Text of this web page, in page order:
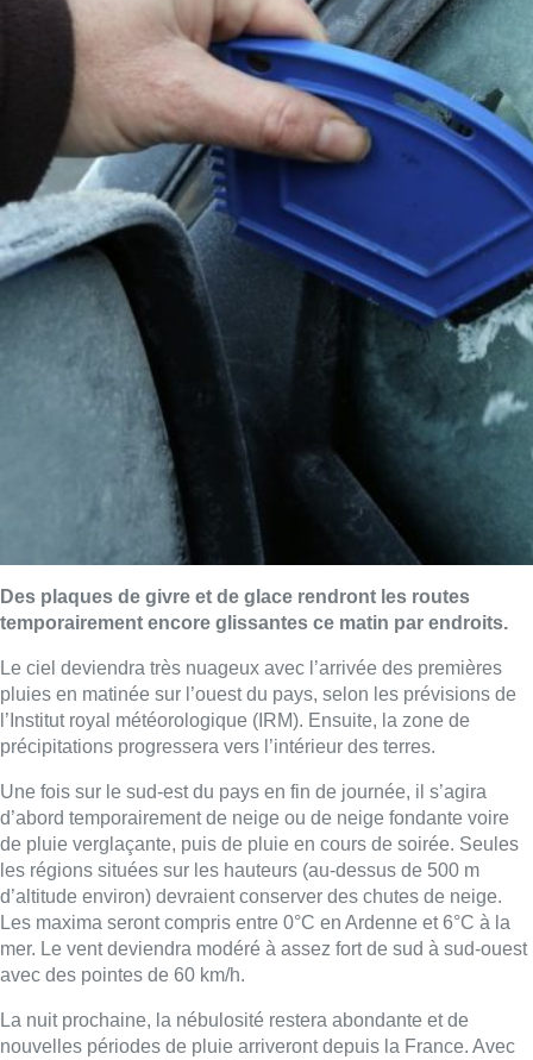
Des plaques de givre et de glace rendront les routes
temporairement encore glissantes ce matin par endroits.
Le ciel deviendra très nuageux avec l’arrivée des premières
pluies en matinée sur l’ouest du pays, selon les prévisions de
l’Institut royal météorologique (IRM). Ensuite, la zone de
précipitations progressera vers l’intérieur des terres.
Une fois sur le sud­-est du pays en fin de journée, il s’agira
d’abord temporairement de neige ou de neige fondante voire
de pluie verglaçante, puis de pluie en cours de soirée. Seules
les régions situées sur les hauteurs (au­-dessus de 500 m
d’altitude environ) devraient conserver des chutes de neige.
Les maxima seront compris entre 0°C en Ardenne et 6°C à la
mer. Le vent deviendra modéré à assez fort de sud à sud­-ouest
avec des pointes de 60 km/h.
La nuit prochaine, la nébulosité restera abondante et de
nouvelles périodes de pluie arriveront depuis la France. Avec